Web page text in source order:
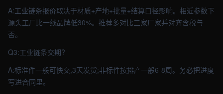
A:工业链条报价取决于材质+产地+批量+结算口径影响。相近参数下
源头工厂比一线品牌低30%。推荐多对比三家厂家并对齐含税与
否。
Q3:工业链条交期?
A:标准件一般可快交,3天发货;非标件按排产一般6-8周。务必把进度
写进合同里。